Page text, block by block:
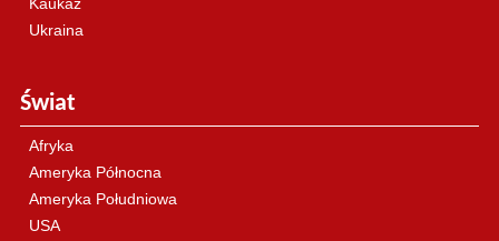
Ukraina
Świat
Afryka
Ameryka Północna
Ameryka Południowa
USA